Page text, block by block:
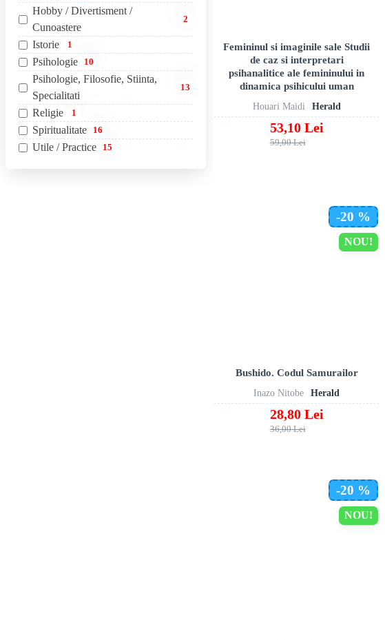
Hobby / Divertisment /
Cunoastere
2
Istorie 1
Psihologie 10
Psihologie, Filosofie, Stiinta,
Specialitati
13
Religie 1
Spiritualitate 16
Utile / Practice 15
Houari Maidi Herald
Femininul si imaginile sale Studii
de caz si interpretari
psihanalitice ale femininului in
dinamica psihicului uman
53,10 Lei
59,00 Lei
NOU!
-20 %
Inazo Nitobe Herald
Bushido. Codul Samurailor
28,80 Lei
36,00 Lei
NOU!
-20 %